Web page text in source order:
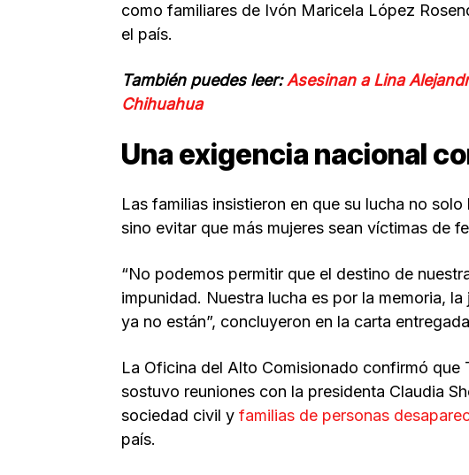
como familiares de Ivón Maricela López
el país.
También puedes leer:Asesinan a Lina
Chihuahua
Una exigencia nacional
Las familias insistieron en que su lucha no
sino evitar que más mujeres sean víctimas de
“No podemos permitir que el destino de
impunidad. Nuestra lucha es por la memoria,
ya no están”, concluyeron en la carta
La Oficina del Alto Comisionado confirmó
sostuvo reuniones con la presidenta Claudia
sociedad civil y familias de personas
país.